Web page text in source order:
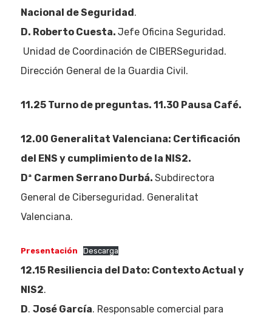
Nacional de Seguridad.
D. Roberto Cuesta. Jefe Oficina Seguridad.
Unidad de Coordinación de CIBERSeguridad.
Dirección General de la Guardia Civil.
11.25 Turno de preguntas. 11.30 Pausa Café.
12.00 Generalitat Valenciana: Certificación
del ENS y cumplimiento de la NIS2.
Dª Carmen Serrano Durbá. Subdirectora
General de Ciberseguridad. Generalitat
Valenciana.
Presentación Descarga
12.15 Resiliencia del Dato: Contexto Actual y
NIS2.
D. José García. Responsable comercial para